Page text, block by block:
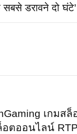
सबसे डरावने दो घंटे’
เกมส
อตออนไลน์